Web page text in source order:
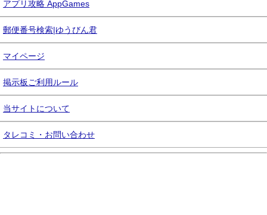
アプリ攻略 AppGames
郵便番号検索|ゆうびん君
マイページ
掲示板ご利用ルール
当サイトについて
タレコミ・お問い合わせ